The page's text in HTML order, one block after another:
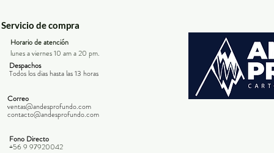
Servicio de compra
Horario de atención
lunes a viernes 10 am a 20 pm.
Despachos
Todos los dias hasta las 13 horas
Correo
ventas@andesprofundo.com
contacto@andesprofundo.com
Fono Directo
+56 9 97920042